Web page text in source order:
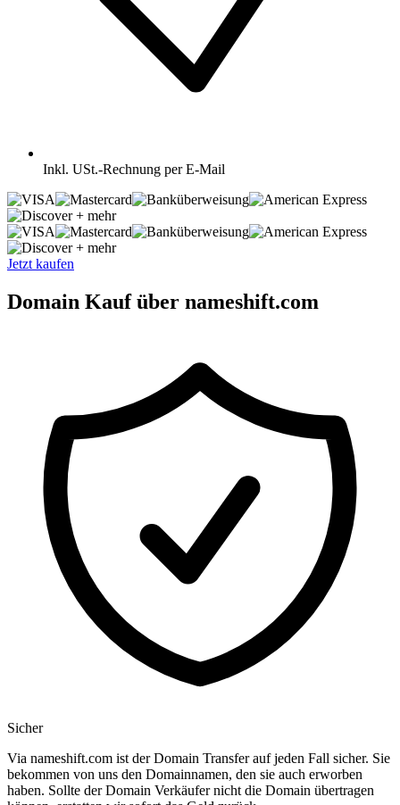
Inkl. USt.-Rechnung per E-Mail
+ mehr
+ mehr
Jetzt kaufen
Domain Kauf über nameshift.com
Sicher
Via nameshift.com ist der Domain Transfer auf jeden Fall sicher. Sie
bekommen von uns den Domainnamen, den sie auch erworben
haben. Sollte der Domain Verkäufer nicht die Domain übertragen